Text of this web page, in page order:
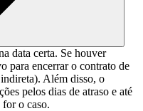
data certa. Se houver
para encerrar o contrato de
Além disso, o
pelos dias de atraso e até
o caso.